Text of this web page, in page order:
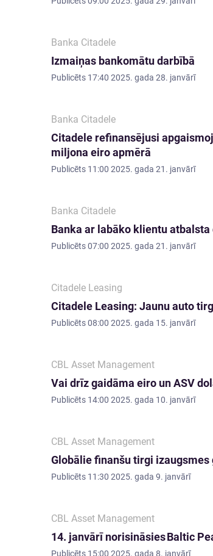
Banka Citadele
Izmaiņas bankomātu darbībā
Publicēts 17:40 2025. gada 28. janvārī
Banka Citadele
Citadele refinansējusi
miljona eiro apmērā
Publicēts 11:00 2025. gada 21. janvārī
Banka Citadele
Banka ar labāko klientu
Publicēts07:00 2025. gada 21. janvārī
Citadele Leasing
Citadele Leasing: Jaunu auto
Publicēts08:00 2025. gada 15. janvārī
CBL Asset Management
Vai drīz gaidāma eiro un ASV
Publicēts 14:00 2025. gada 10. janvārī
CBL Asset Management
Globālie finanšu tirgi izaugsmes
Publicēts 11:30 2025. gada 9. janvārī
CBL Asset Management
14. janvārī norisināsies Baltic
Publicēts 15:00 2025. gada 8. janvārī